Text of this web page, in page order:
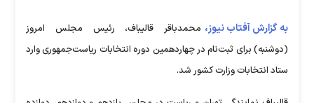
به گزارش آفتاب نیوز، محمدباقر قالیباف، رئیس مجلس امروز
(دوشنبه) برای ثبت‌نام در چهاردهمین دوره انتخابات ریاست‌جمهوری وارد
ستاد انتخابات وزارت کشور شد.